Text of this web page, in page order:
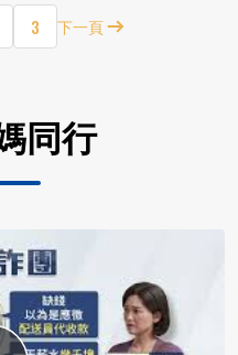
3 下一頁
同行